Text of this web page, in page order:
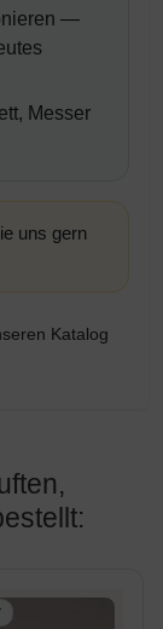
—
Messer
uns gern
Katalog